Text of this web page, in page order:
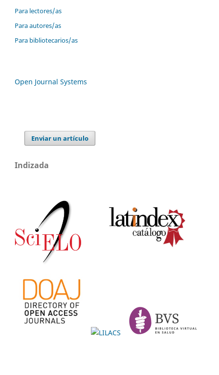
Para lectores/as
Para autores/as
Para bibliotecarios/as
Open Journal Systems
Enviar un artículo
Indizada